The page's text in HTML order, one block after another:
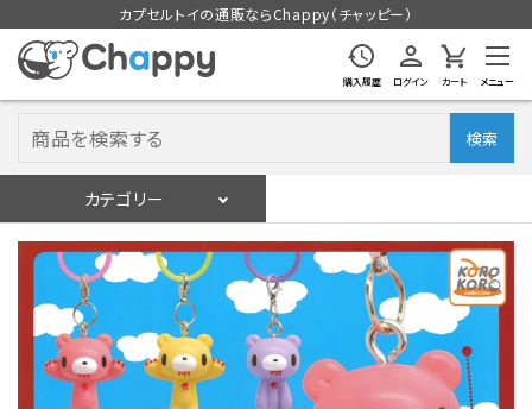
カプセルトイの通販ならChappy（チャッピー）
購入履歴 ログイン カート メニュー
検索
カテゴリー
ログイン 会員登録
入荷スケジュールをチェック
カプセルトイマシン本体